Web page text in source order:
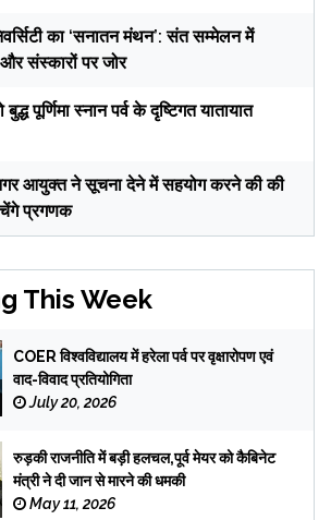
का ‘सनातन मंथन’: संत सम्मेलन में
और संस्कारों पर जोर
पूर्णिमा स्नान पर्व के दृष्टिगत यातायात
आयुक्त ने सूचना देने में सहयोग करने की की
प्रगणक
This Week
COER विश्वविद्यालय में हरेला पर्व पर वृक्षारोपण एवं
वाद-विवाद प्रतियोगिता
July 20, 2026
रुड़की राजनीति में बड़ी हलचल,पूर्व मेयर को कैबिनेट
मंत्री ने दी जान से मारने की धमकी
May 11, 2026